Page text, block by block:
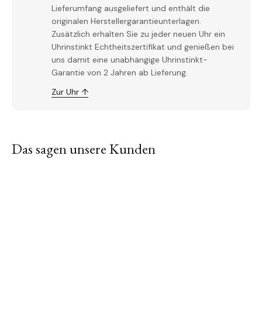
Lieferumfang ausgeliefert und enthält die
originalen Herstellergarantieunterlagen.
Zusätzlich erhalten Sie zu jeder neuen Uhr ein
Uhrinstinkt Echtheitszertifikat und genießen bei
uns damit eine unabhängige Uhrinstinkt-
Garantie von 2 Jahren ab Lieferung.
Zur Uhr ↑
Das sagen unsere Kunden